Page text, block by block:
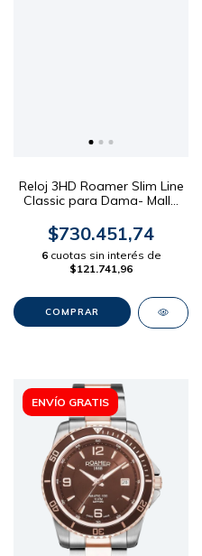
Reloj 3HD Roamer Slim Line
Classic para Dama- Malla
$730.451,74
6 cuotas sin interés de
$121.741,96
ENVÍO GRATIS